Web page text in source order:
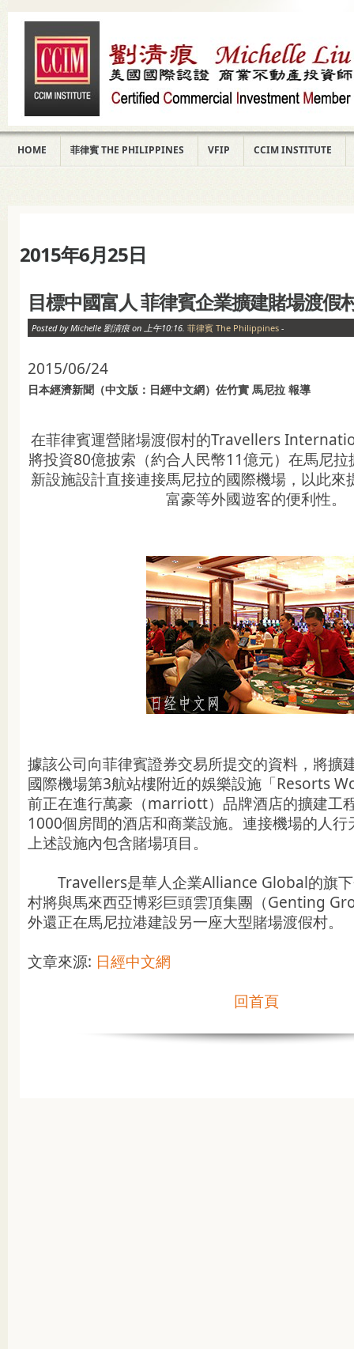
HOME 菲律賓 THE PHILIPPINES VFIP CCIM INSTITUTE
2015年6月25日
目標中國富人 菲律賓企業擴建賭場渡假
Posted by Michelle 劉清痕 on 上午10:16. 菲律賓 The Philippines -
2015/06/24
日本經濟新聞（中文版：日經中文網）佐竹實 馬尼拉 報導
在菲律賓運營賭場渡假村的Travellers
將投資80億披索（約合人民幣11億元）在馬尼
新設施設計直接連接馬尼拉的國際機場，以此來
富豪等外國遊客的便利性。
據該公司向菲律賓證券交易所提交的資料，將擴
國際機場第3航站樓附近的娛樂設施「Resorts
前正在進行萬豪（marriott）品牌酒店的擴建工
1000個房間的酒店和商業設施。連接機場的人
上述設施內包含賭場項目。
Travellers是華人企業Alliance Global的旗下
村將與馬來西亞博彩巨頭雲頂集團（Genting
外還正在馬尼拉港建設另一座大型賭場渡假村。
文章來源: 日經中文網
回首頁